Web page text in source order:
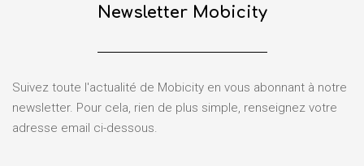
Newsletter Mobicity
Suivez toute l'actualité de Mobicity en vous abonnant à notre
newsletter. Pour cela, rien de plus simple, renseignez votre
adresse email ci-dessous.